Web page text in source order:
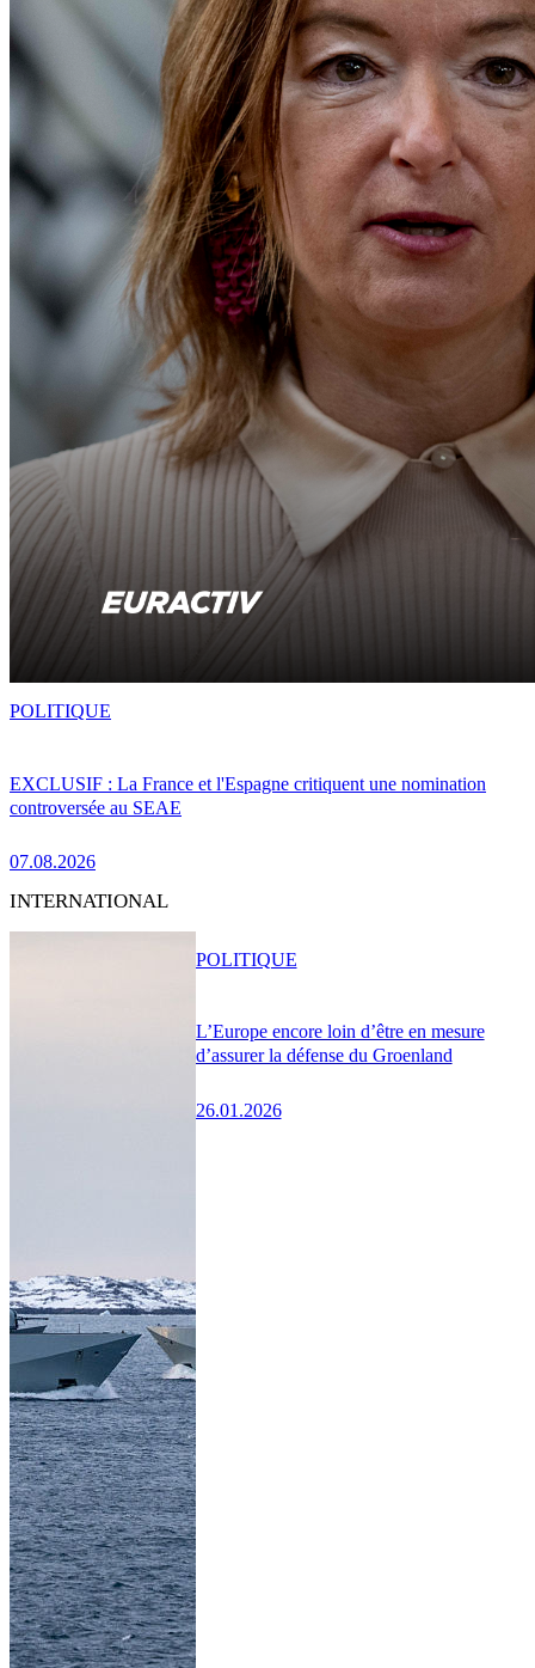
EXCLUSIF : La France et l'Espagne critiquent une nomination
controversée au SEAE
07.08.2026
POLITIQUE
INTERNATIONAL
L’Europe encore loin d’être en mesure
d’assurer la défense du Groenland
26.01.2026
POLITIQUE